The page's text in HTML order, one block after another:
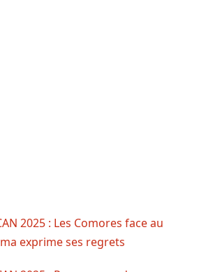
2025 : Les Comores face au
exprime ses regrets